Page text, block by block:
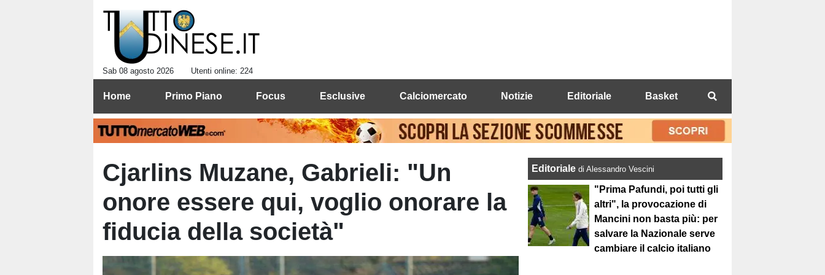
Sab 08 agosto 2026 Utenti online: 224
Home Primo Piano Focus Esclusive Calciomercato Notizie Editoriale Basket
Cjarlins Muzane, Gabrieli: "Un
onore essere qui, voglio onorare la
fiducia della società"
Editorialedi Alessandro Vescini
"Prima Pafundi, poi tutti gli
altri", la provocazione di
Mancini non basta più: per
salvare la Nazionale serve
cambiare il calcio italiano